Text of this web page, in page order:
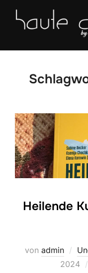
Inhalt
Heilende
von admin
2024